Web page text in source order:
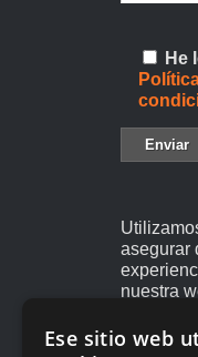
He
asegurar
nuestra
Si
Ese sitio web